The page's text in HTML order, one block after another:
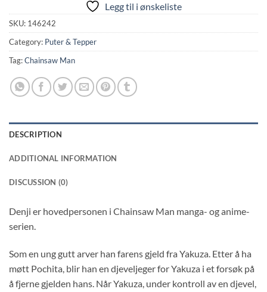
Legg til i ønskeliste
SKU: 146242
Category: Puter & Tepper
Tag:Chainsaw Man
DESCRIPTION
ADDITIONAL INFORMATION
DISCUSSION (0)
Denji er hovedpersonen i Chainsaw Man manga- og anime-
serien.
Som en ung gutt arver han farens gjeld fra Yakuza. Etter å ha
møtt Pochita, blir han en djeveljeger for Yakuza i et forsøk på
å fjerne gjelden hans. Når Yakuza, under kontroll av en djevel,